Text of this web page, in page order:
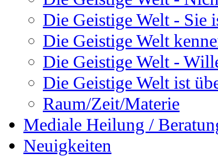
Die Geistige Welt - Sie
Die Geistige Welt
Die Geistige Welt -
Die Geistige Welt ist
Raum/Zeit/Materie
Mediale Heilung /
Neuigkeiten